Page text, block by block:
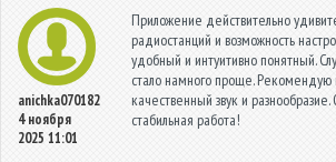
anichka070182
4 ноября
2025 11:01
Приложение действительно
радиостанций и возможность
удобный и интуитивно понятный.
стало намного проще. Рекомендую
качественный звук и
стабильная работа!